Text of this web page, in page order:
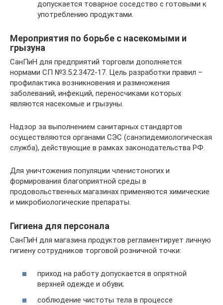
допускается товарное соседство с готовыми к
употреблению продуктами.
Мероприятия по борьбе с насекомыми и
грызуна
СанПиН для предприятий торговли дополняется
нормами СП №3.5.2.3472-17. Цель разработки правил –
профилактика возникновения и размножения
заболеваний, инфекций, переносчиками которых
являются насекомые и грызуны.
Надзор за выполнением санитарных стандартов
осуществляются органами СЭС (санэпидемиологическая
служба), действующие в рамках законодательства РФ.
Для уничтожения популяции членистоногих и
формирования благоприятной среды в
продовольственных магазинах применяются химические
и микробиологические препараты.
Гигиена для персонала
СанПиН для магазина продуктов регламентирует личную
гигиену сотрудников торговой розничной точки:
приход на работу допускается в опрятной
верхней одежде и обуви;
соблюдение чистоты тела в процессе